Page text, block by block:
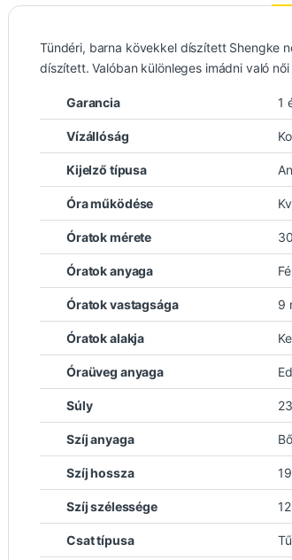
Tündéri, barna kövekkel díszített Shengke
díszített. Valóban különleges imádni való
Garancia 1
Vízállóság
Kijelző típusa
Óra működése
Óratok mérete
Óratok anyaga
Óratok vastagsága 9
Óratok alakja
Óraüveg anyaga
Súly
Szíj anyaga
Szíj hossza
Szíj szélessége
Csat típusa